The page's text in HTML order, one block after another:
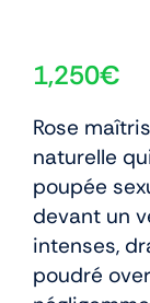
1,250€
Rose
naturelle
poupée
devant un
intenses,
poudré